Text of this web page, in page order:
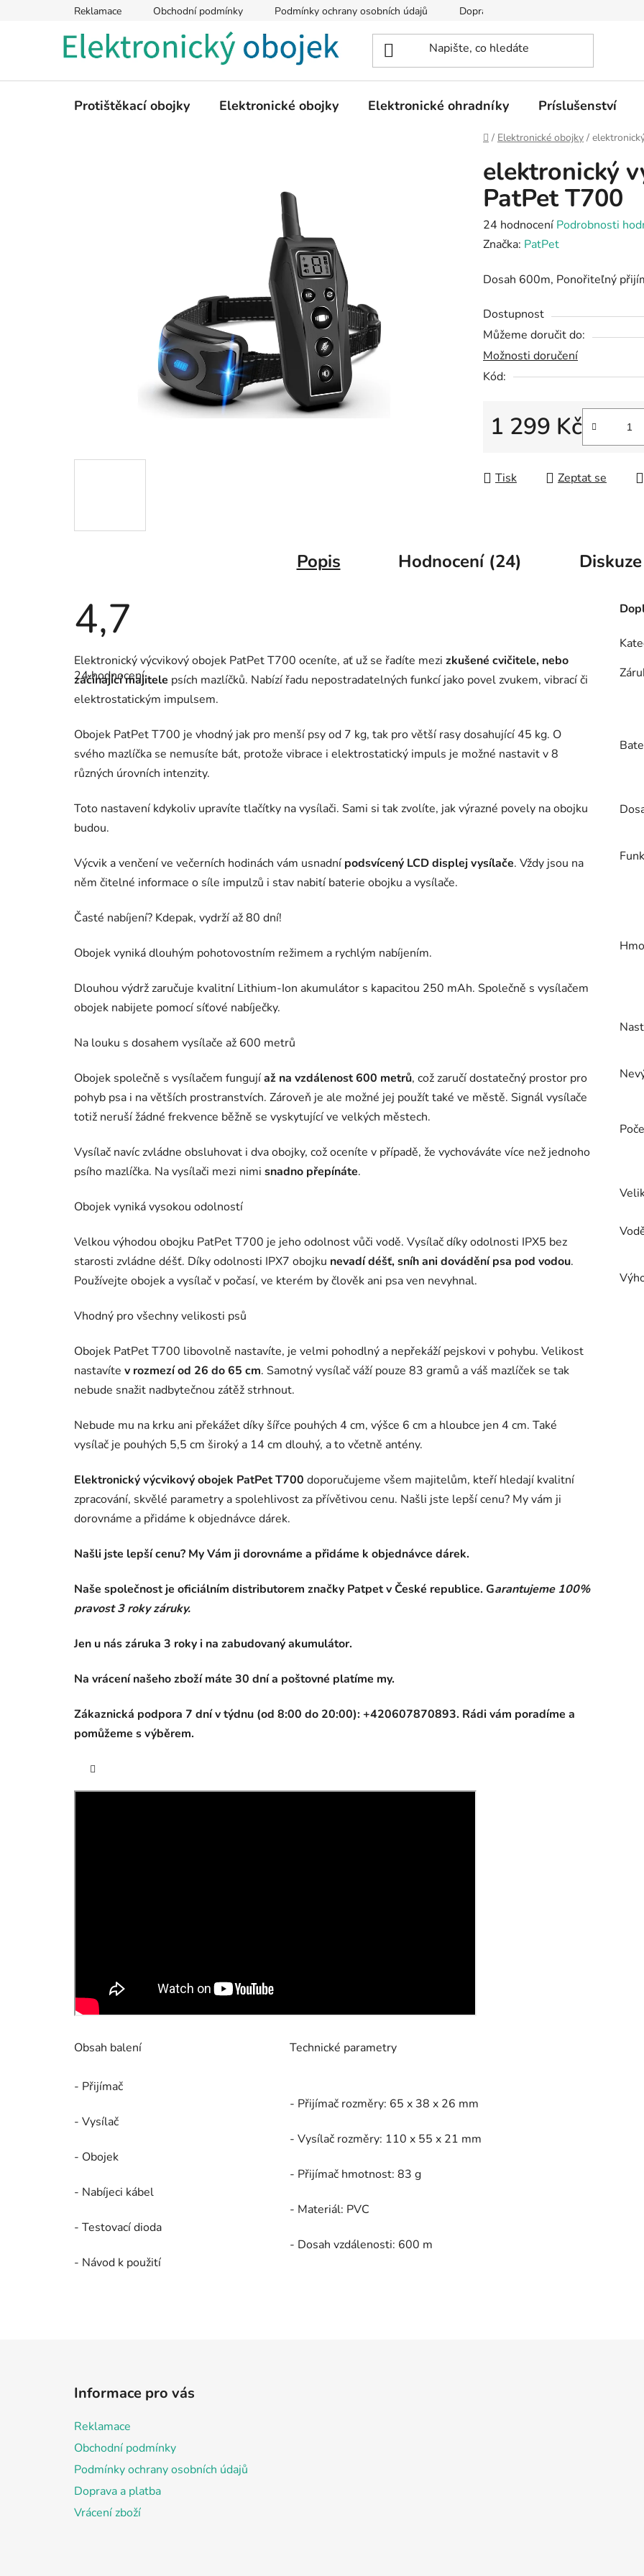
Reklamace Obchodní podmínky Podmínky ochrany osobních údajů Doprava a platba
Protištěkací obojky Elektronické obojky Elektronické ohradníky Príslušenství
Domů
/ Elektronické obojky /
elektronický
PatPet T700
Průměrné
hodnocení
je
z
5
hvězdiček.
24 hodnocení Podrobnosti
Značka: PatPet
Dosah 600m, Ponořiteľný
Dostupnost
Můžeme doručit do:
Možnosti doručení
Kód:
1 299 Kč
Tisk Zeptat se
Popis Hodnocení (24)
4,7
Průměrné
hodnocení
produktu
je
4,7
hvězdiček.
24 hodnocení
Elektronický výcvikový obojek PatPet T700 oceníte, ať už se řadíte mezi zkušené cvičitele, nebo
začínající majitele psích mazlíčků. Nabízí řadu nepostradatelných funkcí jako povel zvukem, vibrací či
elektrostatickým impulsem.
Obojek PatPet T700 je vhodný jak pro menší psy od 7 kg, tak pro větší rasy dosahující 45 kg. O
svého mazlíčka se nemusíte bát, protože vibrace i elektrostatický impuls je možné nastavit v 8
různých úrovních intenzity.
Toto nastavení kdykoliv upravíte tlačítky na vysílači. Sami si tak zvolíte, jak výrazné povely na obojku
budou.
Výcvik a venčení ve večerních hodinách vám usnadní podsvícený LCD displej vysílače. Vždy jsou na
něm čitelné informace o síle impulzů i stav nabití baterie obojku a vysílače.
Časté nabíjení? Kdepak, vydrží až 80 dní!
Obojek vyniká dlouhým pohotovostním režimem a rychlým nabíjením.
Dlouhou výdrž zaručuje kvalitní Lithium-Ion akumulátor s kapacitou 250 mAh. Společně s vysílačem
obojek nabijete pomocí síťové nabíječky.
Na louku s dosahem vysílače až 600 metrů
Obojek společně s vysílačem fungujíaž na vzdálenost 600 metrů, což zaručí dostatečný prostor pro
pohyb psa i na větších prostranstvích. Zároveň je ale možné jej použít také ve městě. Signál vysílače
totiž neruší žádné frekvence běžně se vyskytující ve velkých městech.
Vysílač navíc zvládne obsluhovat i dva obojky, což oceníte v případě, že vychováváte více než jednoho
psího mazlíčka. Na vysílači mezi nimi snadno přepínáte.
Obojek vyniká vysokou odolností
Velkou výhodou obojku PatPet T700 je jeho odolnost vůči vodě. Vysílač díky odolnosti IPX5 bez
starosti zvládne déšť. Díky odolnosti IPX7 obojku nevadí déšť, sníh ani dovádění psa pod vodou.
Používejte obojek a vysílač v počasí, ve kterém by člověk ani psa ven nevyhnal.
Vhodný pro všechny velikosti psů
Obojek PatPet T700 libovolně nastavíte, je velmi pohodlný a nepřekáží pejskovi v pohybu. Velikost
nastavíte v rozmezí od 26 do 65 cm. Samotný vysílač váží pouze 83 gramů a váš mazlíček se tak
nebude snažit nadbytečnou zátěž strhnout.
Nebude mu na krku ani překážet díky šířce pouhých 4 cm, výšce 6 cm a hloubce jen 4 cm. Také
vysílač je pouhých 5,5 cm široký a 14 cm dlouhý, a to včetně antény.
Elektronický výcvikový obojek PatPet T700 doporučujeme všem majitelům, kteří hledají kvalitní
zpracování, skvělé parametry a spolehlivost za přívětivou cenu. Našli jste lepší cenu? My vám ji
dorovnáme a přidáme k objednávce dárek.
Našli jste lepší cenu? My Vám ji dorovnáme a přidáme k objednávce dárek.
Naše společnost je oficiálním distributorem značky Patpet v České republice. Garantujeme 100%
pravost 3 roky záruky.
Jen u nás záruka 3 roky i na zabudovaný akumulátor.
Na vrácení našeho zboží máte 30 dní a poštovné platíme my.
Zákaznická podpora 7 dní v týdnu (od 8:00 do 20:00): +420607870893. Rádi vám poradíme a
pomůžeme s výběrem.
Obsah balení Technické parametry
- Přijímač
- Vysílač
- Obojek
- Nabíjeci kábel
- Testovací dioda
- Návod k použití
- Přijímač rozměry: 65 x 38 x 26 mm
- Vysílač rozměry: 110 x 55 x 21 mm
- Přijímač hmotnost: 83 g
- Materiál: PVC
- Dosah vzdálenosti: 600 m
Informace pro vás
Reklamace
Obchodní podmínky
Podmínky ochrany osobních údajů
Doprava a platba
Vrácení zboží